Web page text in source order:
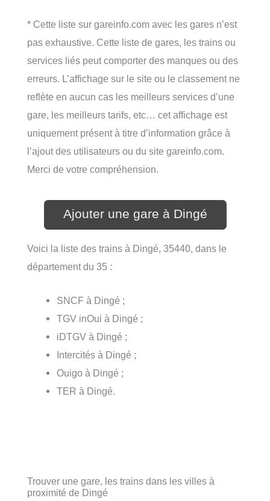
* Cette liste sur gareinfo.com avec les gares n’est
pas exhaustive. Cette liste de gares, les trains ou
services liés peut comporter des manques ou des
erreurs. L’affichage sur le site ou le classement ne
reflète en aucun cas les meilleurs services d’une
gare, les meilleurs tarifs, etc… cet affichage est
uniquement présent à titre d’information grâce à
l’ajout des utilisateurs ou du site gareinfo.com.
Merci de votre compréhension.
Ajouter une gare à Dingé
Voici la liste des trains à Dingé, 35440, dans le
département du 35 :
SNCF à Dingé ;
TGV inOui à Dingé ;
iDTGV à Dingé ;
Intercités à Dingé ;
Ouigo à Dingé ;
TER à Dingé.
Trouver une gare, les trains dans les villes à
proximité de Dingé